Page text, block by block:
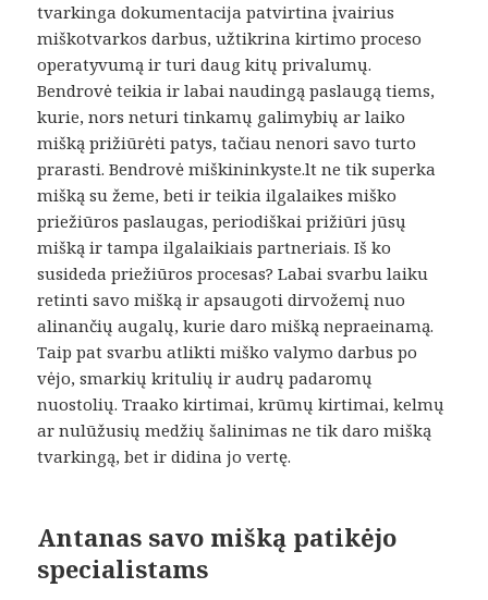
tvarkinga dokumentacija patvirtina įvairius
miškotvarkos darbus, užtikrina kirtimo proceso
operatyvumą ir turi daug kitų privalumų.
Bendrovė teikia ir labai naudingą paslaugą tiems,
kurie, nors neturi tinkamų galimybių ar laiko
mišką prižiūrėti patys, tačiau nenori savo turto
prarasti. Bendrovė miškininkyste.lt ne tik superka
mišką su žeme, beti ir teikia ilgalaikes miško
priežiūros paslaugas, periodiškai prižiūri jūsų
mišką ir tampa ilgalaikiais partneriais. Iš ko
susideda priežiūros procesas? Labai svarbu laiku
retinti savo mišką ir apsaugoti dirvožemį nuo
alinančių augalų, kurie daro mišką nepraeinamą.
Taip pat svarbu atlikti miško valymo darbus po
vėjo, smarkių kritulių ir audrų padaromų
nuostolių. Traako kirtimai, krūmų kirtimai, kelmų
ar nulūžusių medžių šalinimas ne tik daro mišką
tvarkingą, bet ir didina jo vertę.
Antanas savo mišką patikėjo
specialistams